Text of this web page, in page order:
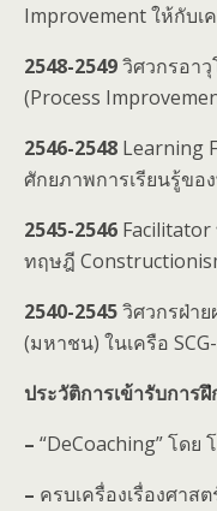
Improvement ให้กับเ
2548-2549วิศวกรอา
(Process
2546-2548 Learning
ศักยภาพการเรียนรู้ขอ
2545-2546 Facilitator
ทฤษฎี
2540-2545วิศวกรฝ่า
(มหาชน) ในเครือ
ประวัติการเข้ารับการ
– “DeCoaching” โด
– ครบเครื่องเรื่องศาส